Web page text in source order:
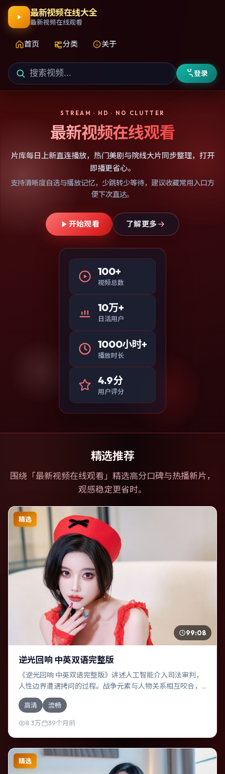
最新视频在线大全
最新视频在线观看
首页 分类 关于
登录
STREAM · HD · NO CLUTTER
最新视频在线观看
片库每日上新直连播放，热门美剧与院线大片同步整理，打开
即播更省心。
支持清晰度自选与播放记忆，少跳转少等待，建议收藏常用入口方
便下次直达。
开始观看 了解更多
100+
视频总数
10万+
日活用户
1000小时+
播放时长
4.9分
用户评分
精选推荐
围绕「最新视频在线观看 」精选高分口碑与热播新片，
观感稳定更省时。
精选
99:08
逆光回响 中英双语完整版
《逆光回响 中英双语完整版》讲述人工智能介入司法审判，
人性边界遭遇拷问的过程。战争元素与人物关系相互咬合，
提莫西·查拉梅、基里安·墨菲的对手戏尤为出彩。导演林超贤
善于在长镜头中积蓄张力，本片亦在德国实地取景，增强真
实质感。
高清 流畅
8.3万 39个月前
精选